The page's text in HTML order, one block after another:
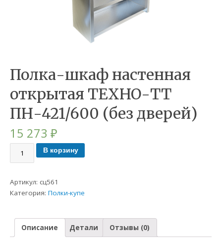
Полка-шкаф настенная
открытая ТЕХНО-ТТ
ПН-421/600 (без дверей)
15 273₽
В корзину
Артикул: сц561
Категория:Полки-купе
Описание Детали Отзывы (0)